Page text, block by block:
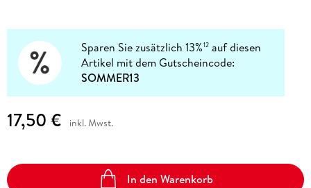
Sparen Sie zusätzlich 13%12 auf diesen
Artikel mit dem Gutscheincode:
SOMMER13
17,50 € inkl. Mwst.
In den Warenkorb